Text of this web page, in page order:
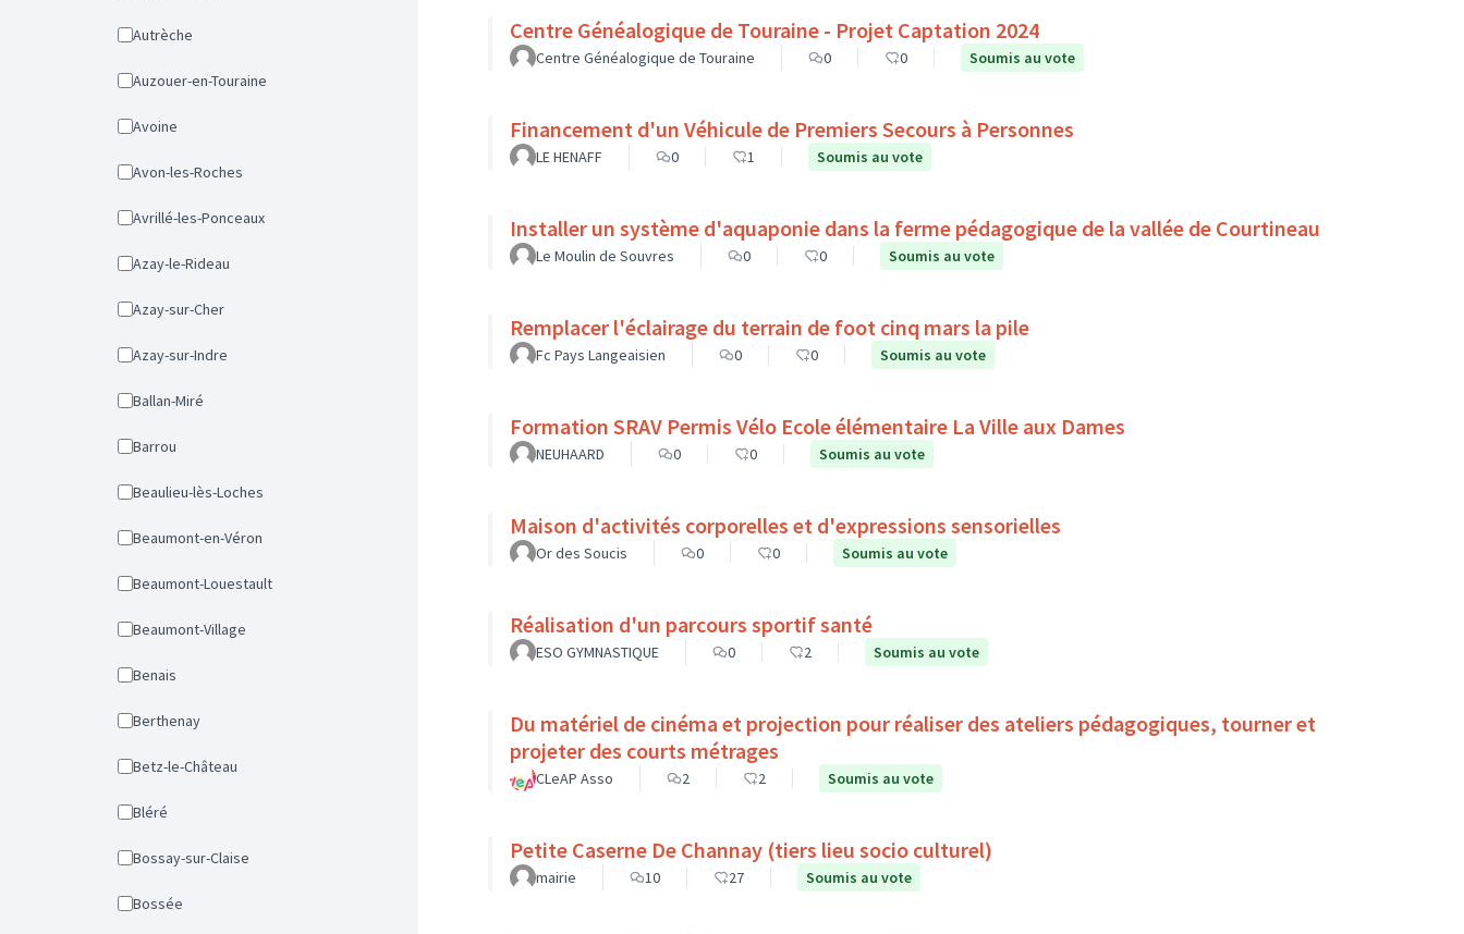
Autrèche
Auzouer-en-Touraine
Avoine
Avon-les-Roches
Avrillé-les-Ponceaux
Azay-le-Rideau
Azay-sur-Cher
Azay-sur-Indre
Ballan-Miré
Barrou
Beaulieu-lès-Loches
Beaumont-en-Véron
Beaumont-Louestault
Beaumont-Village
Benais
Berthenay
Betz-le-Château
Bléré
Bossay-sur-Claise
Bossée
Centre Généalogique de Touraine - Projet Captation 2024
Centre Généalogique de Touraine 0 0 Soumis au vote
Financement d'un Véhicule de Premiers Secours à Personnes
LE HENAFF 0 1 Soumis au vote
Installer un système d'aquaponie dans la ferme pédagogique de la vallée de Courtineau
Le Moulin de Souvres 0 0 Soumis au vote
Remplacer l'éclairage du terrain de foot cinq mars la pile
Fc Pays Langeaisien 0 0 Soumis au vote
Formation SRAV Permis Vélo Ecole élémentaire La Ville aux Dames
NEUHAARD 0 0 Soumis au vote
Maison d'activités corporelles et d'expressions sensorielles
Or des Soucis 0 0 Soumis au vote
Réalisation d'un parcours sportif santé
ESO GYMNASTIQUE 0 2 Soumis au vote
Du matériel de cinéma et projection pour réaliser des ateliers pédagogiques, tourner et
projeter des courts métrages
CLeAP Asso 2 2 Soumis au vote
Petite Caserne De Channay (tiers lieu socio culturel)
mairie 10 27 Soumis au vote